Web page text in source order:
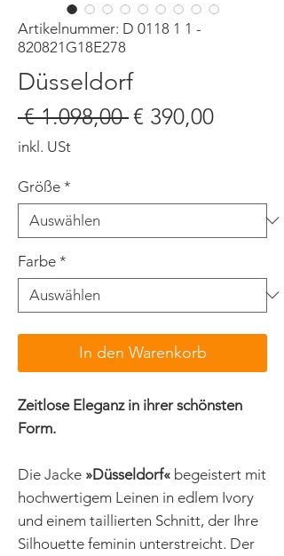
Artikelnummer: D 0118 1 1 -
820821G18E278
Düsseldorf
€ 1.098,00 Standardpreis
€ 390,00Sale-
inkl. USt
Größe *
Farbe *
In den Warenkorb
Zeitlose Eleganz in ihrer schönsten
Form.
Die Jacke »Düsseldorf« begeistert mit
hochwertigem Leinen in edlem Ivory
und einem taillierten Schnitt, der Ihre
Silhouette feminin unterstreicht. Der